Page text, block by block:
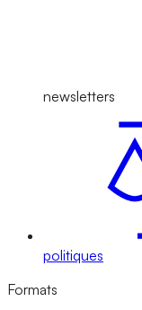
newsletters
politiques
Formats